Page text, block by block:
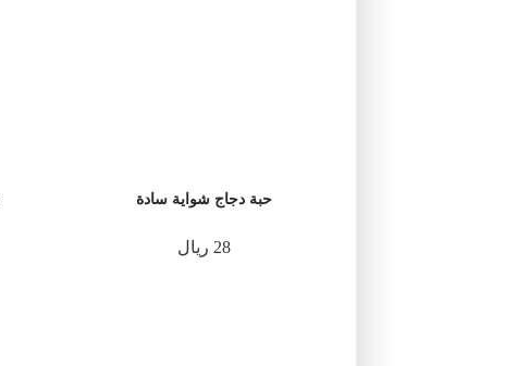
حبة دجاج شواية سادة
28 ريال